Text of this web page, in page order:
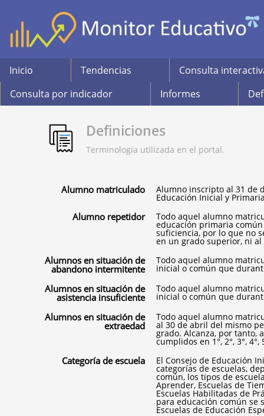
Inicio Tendencias
Consulta
Consulta por indicador
Informes
Definiciones
Terminología utilizada en el portal.
Alumno matriculado Alumno inscripto al 31 de
Educación Inicial y
Alumno repetidor Todo aquel alumno
educación primaria
suficiencia, por lo que no
en un grado superior, ni al
Alumnos en situación de
abandono intermitente
Todo aquel alumno
inicial o común que
Alumnos en situación de
asistencia insuficiente
Todo aquel alumno
inicial o común que
Alumnos en situación de
extraedad
Todo aquel alumno
al 30 de abril del mismo
grado. Alcanza, por tanto,
cumplidos en 1°, 2°, 3°,
Categoría de escuela El Consejo de Educación
categorías de escuelas,
común, los tipos de
Aprender, Escuelas de
Escuelas Habilitadas de
para educación común se
Escuelas de Educación